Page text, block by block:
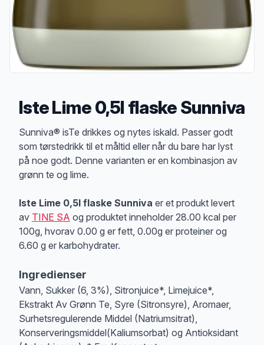
Iste Lime 0,5l flaske Sunniva
Produktbeskrivelse
Sunniva® isTe drikkes og nytes iskald. Passer godt
som tørstedrikk til et måltid eller når du bare har lyst
på noe godt. Denne varianten er en kombinasjon av
grønn te og lime.
Iste Lime 0,5l flaske Sunniva er et produkt levert
av TINE SA og produktet inneholder 28.00 kcal per
100g, hvorav 0.00 g er fett, 0.00g er proteiner og
6.60 g er karbohydrater.
Ingredienser
Vann, Sukker (6, 3%), Sitronjuice*, Limejuice*,
Ekstrakt Av Grønn Te, Syre (Sitronsyre), Aromaer,
Surhetsregulerende Middel (Natriumsitrat),
Konserveringsmiddel(Kaliumsorbat) og Antioksidant